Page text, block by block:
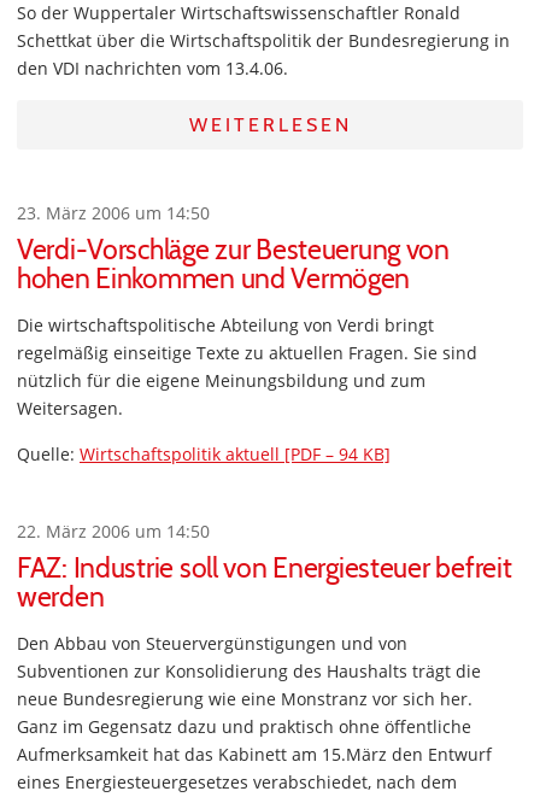
So der Wuppertaler Wirtschaftswissenschaftler Ronald
Schettkat über die Wirtschaftspolitik der Bundesregierung in
den VDI nachrichten vom 13.4.06.
WEITERLESEN
23. März 2006 um 14:50
Verdi-Vorschläge zur Besteuerung von
hohen Einkommen und Vermögen
Die wirtschaftspolitische Abteilung von Verdi bringt
regelmäßig einseitige Texte zu aktuellen Fragen. Sie sind
nützlich für die eigene Meinungsbildung und zum
Weitersagen.
Quelle: Wirtschaftspolitik aktuell [PDF – 94 KB]
22. März 2006 um 14:50
FAZ: Industrie soll von Energiesteuer befreit
werden
Den Abbau von Steuervergünstigungen und von
Subventionen zur Konsolidierung des Haushalts trägt die
neue Bundesregierung wie eine Monstranz vor sich her.
Ganz im Gegensatz dazu und praktisch ohne öffentliche
Aufmerksamkeit hat das Kabinett am 15.März den Entwurf
eines Energiesteuergesetzes verabschiedet, nach dem